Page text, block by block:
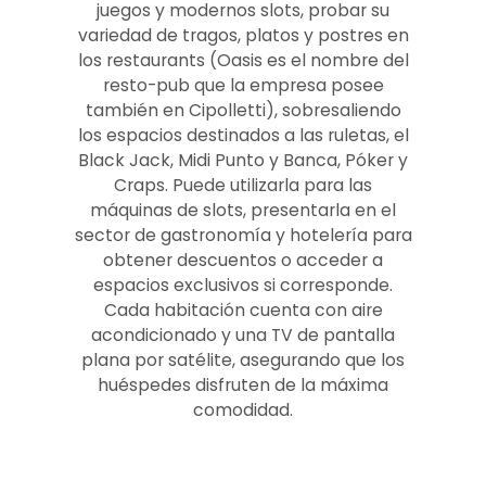
juegos y modernos slots, probar su
variedad de tragos, platos y postres en
los restaurants (Oasis es el nombre del
resto-pub que la empresa posee
también en Cipolletti), sobresaliendo
los espacios destinados a las ruletas, el
Black Jack, Midi Punto y Banca, Póker y
Craps. Puede utilizarla para las
máquinas de slots, presentarla en el
sector de gastronomía y hotelería para
obtener descuentos o acceder a
espacios exclusivos si corresponde.
Cada habitación cuenta con aire
acondicionado y una TV de pantalla
plana por satélite, asegurando que los
huéspedes disfruten de la máxima
comodidad.